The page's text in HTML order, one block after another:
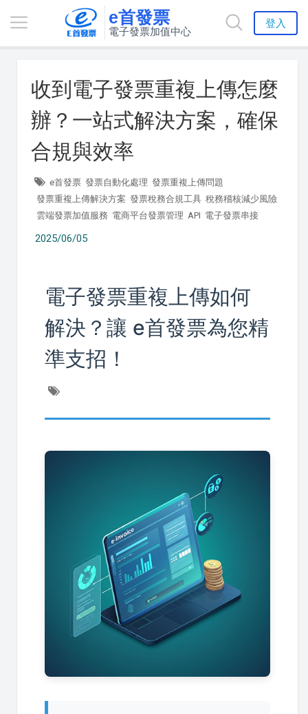
e首發票
電子發票加值中心
登入
收到電子發票重複上傳怎麼
辦？一站式解決方案，確保
合規與效率
e首發票 發票自動化處理 發票重複上傳問題
發票重複上傳解決方案 發票稅務合規工具 稅務稽核減少風險
雲端發票加值服務 電商平台發票管理 API 電子發票串接
2025/06/05
電子發票重複上傳如何
解決？讓 e首發票為您精
準支招！